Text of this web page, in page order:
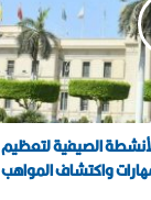
الصيفية لتعظيم
واكتشاف المواهب